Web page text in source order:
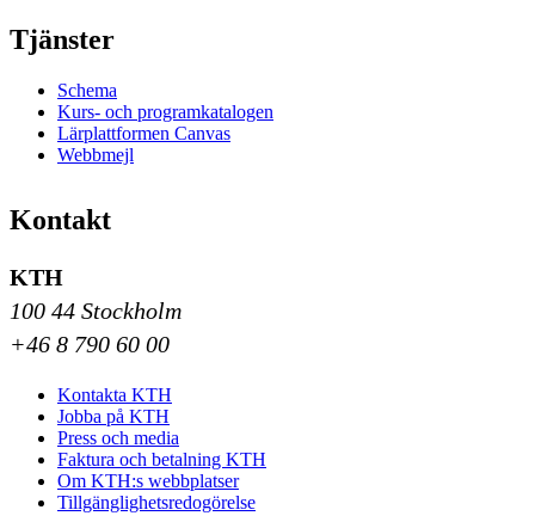
Tjänster
Schema
Kurs- och programkatalogen
Lärplattformen Canvas
Webbmejl
Kontakt
KTH
100 44 Stockholm
+46 8 790 60 00
Kontakta KTH
Jobba på KTH
Press och media
Faktura och betalning KTH
Om KTH:s webbplatser
Tillgänglighetsredogörelse